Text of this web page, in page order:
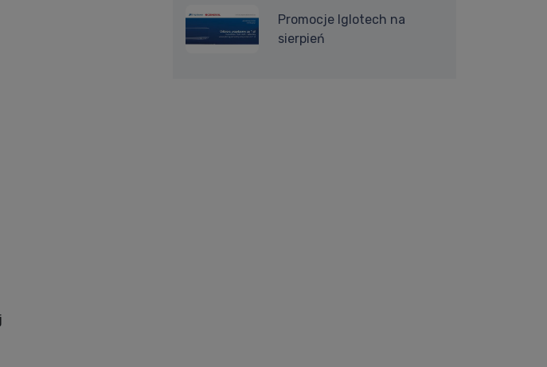
Promocje Iglotech na
sierpień